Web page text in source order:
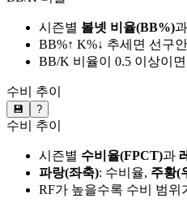
시즌별 볼넷 비율(BB%)과
BB%↑ K%↓ 추세면 선구
BB/K 비율이 0.5 이상이
수비 추이
💾 ?
수비 추이
시즌별 수비율(FPCT)과
파랑(좌축): 수비율, 주황(
RF가 높을수록 수비 범위